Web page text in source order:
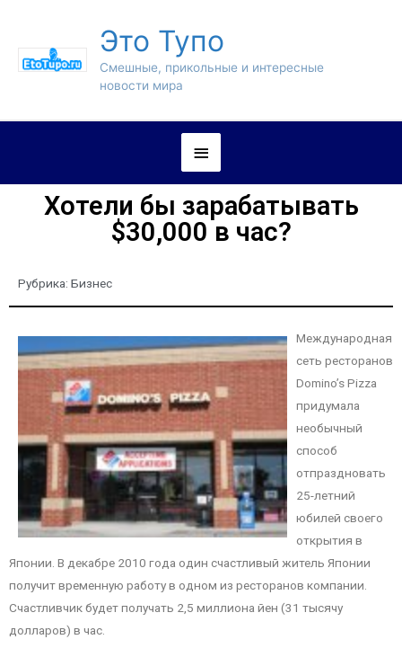
Это Тупо
Смешные, прикольные и интересные
новости мира
Хотели бы зарабатывать
$30,000 в час?
Рубрика: Бизнес
Международная
сеть ресторанов
Domino’s Pizza
придумала
необычный
способ
отпраздновать
25-летний
юбилей своего
открытия в
Японии. В декабре 2010 года один счастливый житель Японии
получит временную работу в одном из ресторанов компании.
Счастливчик будет получать 2,5 миллиона йен (31 тысячу
долларов) в час.